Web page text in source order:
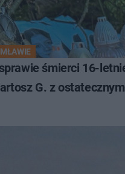
śmierci 16-
G. z